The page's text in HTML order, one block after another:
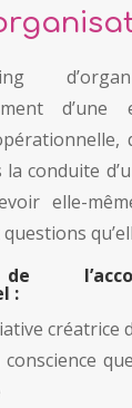
conduite
elle-
:
créatrice